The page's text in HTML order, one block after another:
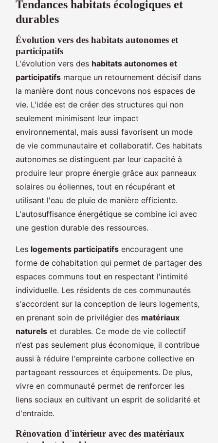
Tendances habitats écologiques et
durables
Évolution vers des habitats autonomes et
participatifs
L'évolution vers des habitats autonomes et
participatifs marque un retournement décisif dans
la manière dont nous concevons nos espaces de
vie. L'idée est de créer des structures qui non
seulement minimisent leur impact
environnemental, mais aussi favorisent un mode
de vie communautaire et collaboratif. Ces habitats
autonomes se distinguent par leur capacité à
produire leur propre énergie grâce aux panneaux
solaires ou éoliennes, tout en récupérant et
utilisant l'eau de pluie de manière efficiente.
L'autosuffisance énergétique se combine ici avec
une gestion durable des ressources.
Les logements participatifs encouragent une
forme de cohabitation qui permet de partager des
espaces communs tout en respectant l'intimité
individuelle. Les résidents de ces communautés
s'accordent sur la conception de leurs logements,
en prenant soin de privilégier des matériaux
naturels et durables. Ce mode de vie collectif
n'est pas seulement plus économique, il contribue
aussi à réduire l'empreinte carbone collective en
partageant ressources et équipements. De plus,
vivre en communauté permet de renforcer les
liens sociaux en cultivant un esprit de solidarité et
d'entraide.
Rénovation d'intérieur avec des matériaux